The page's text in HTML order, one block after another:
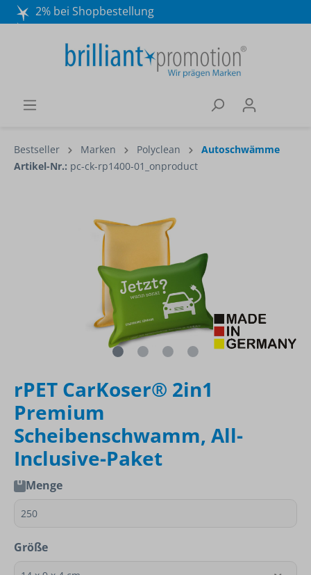
2% bei Shopbestellung
Wir beraten Sie gerne:
040 / 570 18 25 70
Bestseller Marken Polyclean
Autoschwämme
Artikel-Nr.: pc-ck-rp1400-01_onproduct
rPET CarKoser® 2in1
Premium
Scheibenschwamm, All-
Inclusive-Paket
Menge
Größe